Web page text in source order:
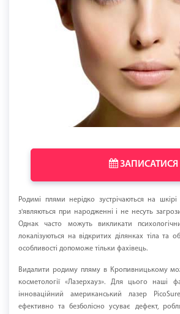
ЗАПИСАТИСЯ
Родимі плями нерідко зустрічаються на
з'являються при народженні і не несуть
Однак часто можуть викликати
локалізуються на відкритих ділянках тіла та
особливості допоможе тільки фахівець.
Видалити родиму пляму в Кропивницькому
косметології «Лазерхауз». Для цього наші
інноваційний американський лазер
ефективно та безболісно усуває дефект,